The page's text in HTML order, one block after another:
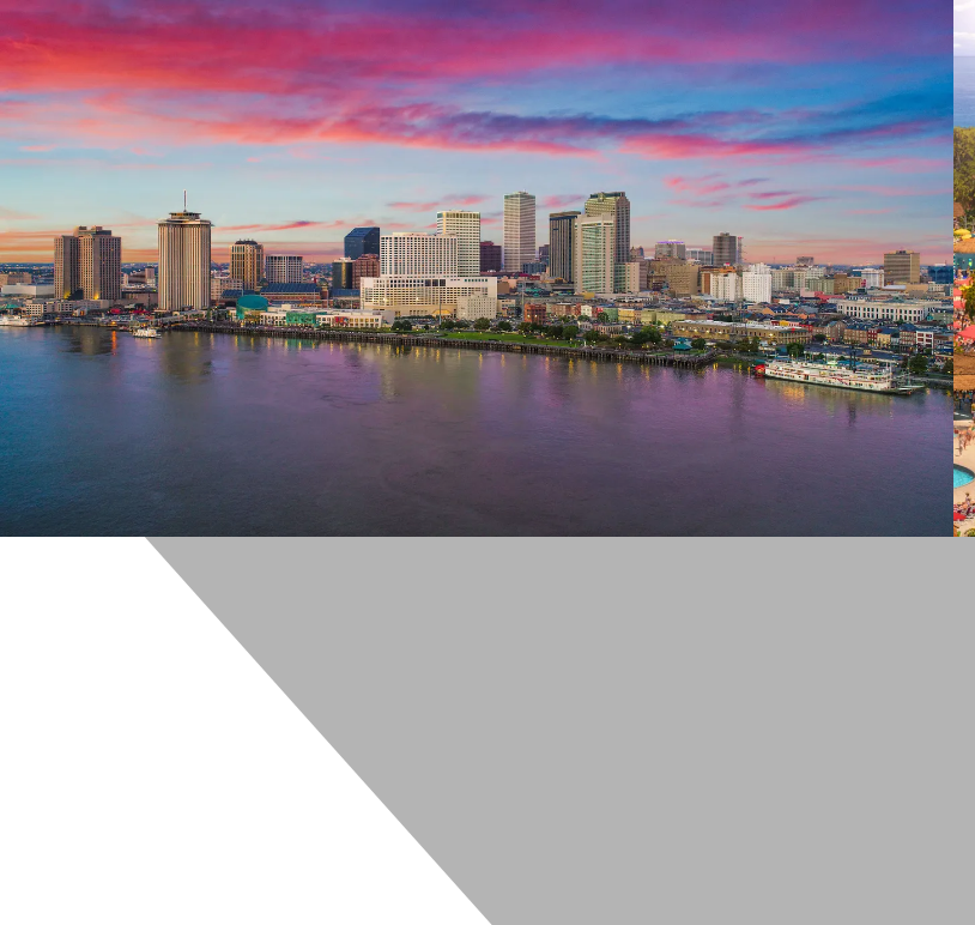
Nur notwendige Cookies
Mit dem Klick auf „geht klar” ermöglichen Sie uns Ihnen über Cookies ein verbessertes Nutzungserlebnis zu servieren und
personalisierte Werbung und passende Angebote anzeigen. Über „anpassen” können Sie Ihre persönlichen Präferenzen
Cookies” werden lediglich technisch notwendige Cookies gespeichert.
Anpassen Geht klar
Datenschutzerklärung
Impressum
« zurück
Ihre Cookie-Präferenzen verwalten
Wählen Sie, welche Cookies Sie auf check24.de akzeptieren.
Die Cookierichtlinie finden Siehier.
Notwendig